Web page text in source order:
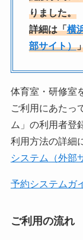
りました。
詳細は「横
部サイト）
体育室・研修室
ご利用にあたっ
ム」の利用者登
利用方法の詳細
システム（外部
予約システムガ
ご利用の流れ